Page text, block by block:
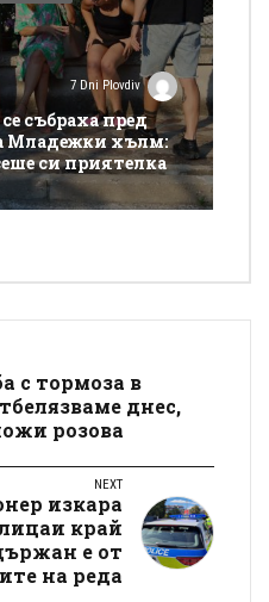
7 Dni Plovdiv
събраха пред
Младежки хълм:
си приятелка
с тормоза в
днес,
розова
NEXT
изкара
край
е от
на реда